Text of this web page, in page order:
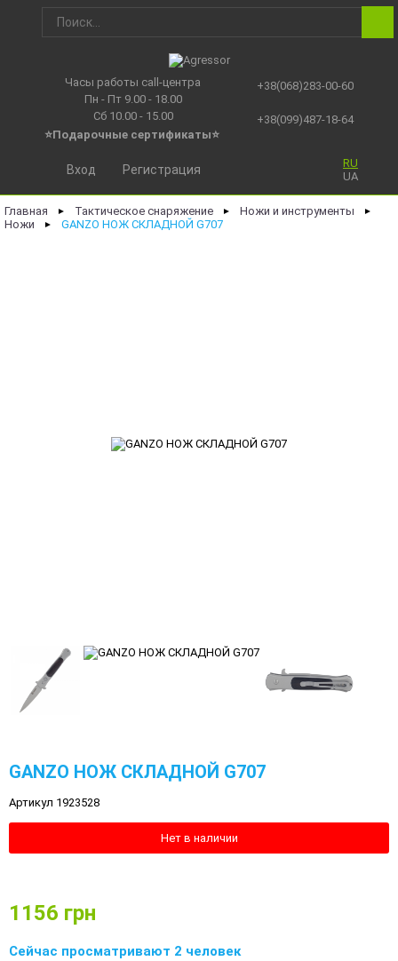
Часы работы call-центра
Пн - Пт 9.00 - 18.00
Сб 10.00 - 15.00
⭐Подарочные сертификаты⭐
+38(068)283-00-60
+38(099)487-18-64
RU
UA
Вход Регистрация
Главная ► Тактическое снаряжение ► Ножи и инструменты ►
Ножи ► GANZO НОЖ СКЛАДНОЙ G707
GANZO НОЖ СКЛАДНОЙ G707
Артикул 1923528
Нет в наличии
1156 грн
Сейчас просматривают 2 человек